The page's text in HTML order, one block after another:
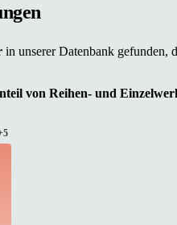
in unserer Datenbank gefunden,
von Reihen- und